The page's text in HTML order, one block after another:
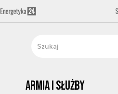
Armia i Służby